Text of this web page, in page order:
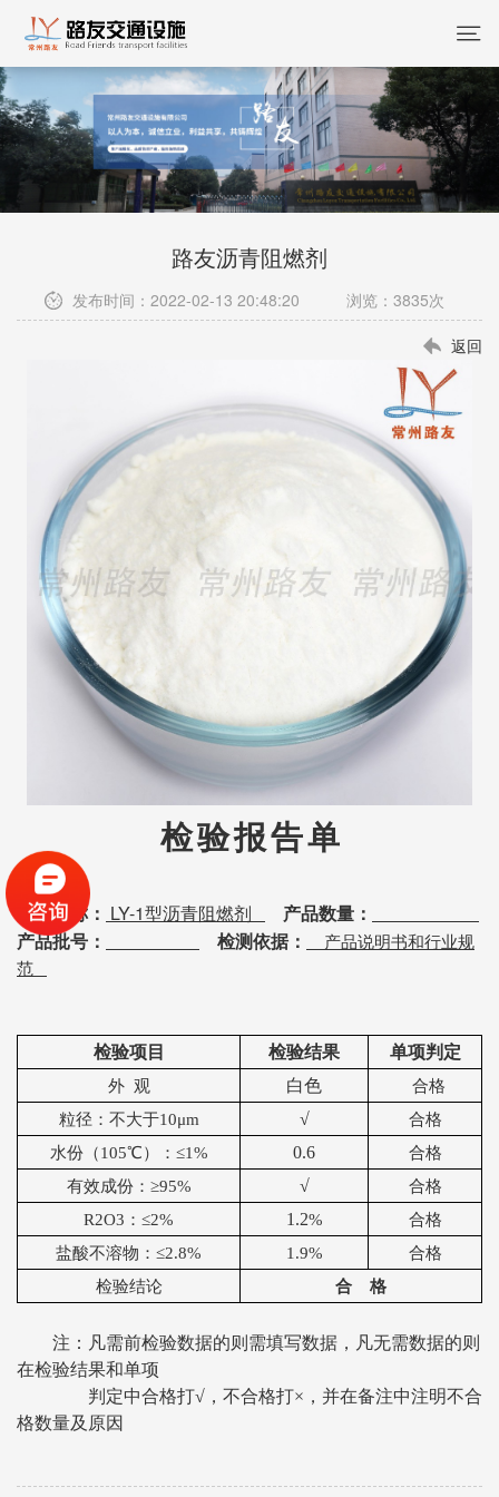
路友沥青阻燃剂
发布时间：2022-02-13 20:48:20 浏览：3835次
返回
检验报告单
产品名称： LY-1型沥青阻燃剂
产品数量：
产品批号：
检测依据：
产品说明书和行业规
范
检验项目 检验结果 单项判定
外 观 白色
合格
粒径：不大于10μm
√
合格
水份（105℃）：≤1%
0.6
合格
有效成份：≥95%
√
合格
R2O3 ：≤2% 1.2%
合格
盐酸不溶物：≤2.8%
1.9%
合格
检验结论
合 格
注：凡需前检验数据的则需填写数据，凡无需数据的则
在检验结果和单项
判定中合格打√，不合格打×，并在备注中注明不合
格数量及原因